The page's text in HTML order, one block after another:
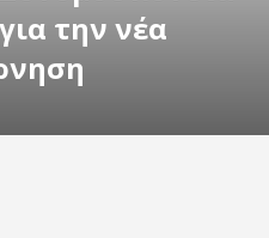
την νέα